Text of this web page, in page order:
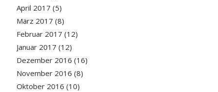
April 2017 (5)
März 2017 (8)
Februar 2017 (12)
Januar 2017 (12)
Dezember 2016 (16)
November 2016 (8)
Oktober 2016 (10)